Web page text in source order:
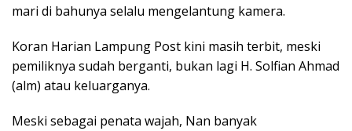
mari di bahunya selalu mengelantung kamera.
Koran Harian Lampung Post kini masih terbit, meski
pemiliknya sudah berganti, bukan lagi H. Solfian Ahmad
(alm) atau keluarganya.
Meski sebagai penata wajah, Nan banyak